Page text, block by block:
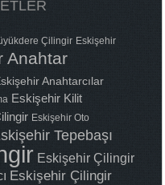
Çilingir Eskişehir
Anahtar
Anahtarcılar
Eskişehir Kilit
Eskişehir Oto
Tepebaşı
Eskişehir Çilingir
Eskişehir Çilingir